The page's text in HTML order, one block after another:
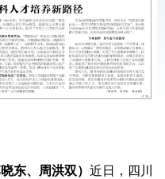
东、周洪双） 近日，四川